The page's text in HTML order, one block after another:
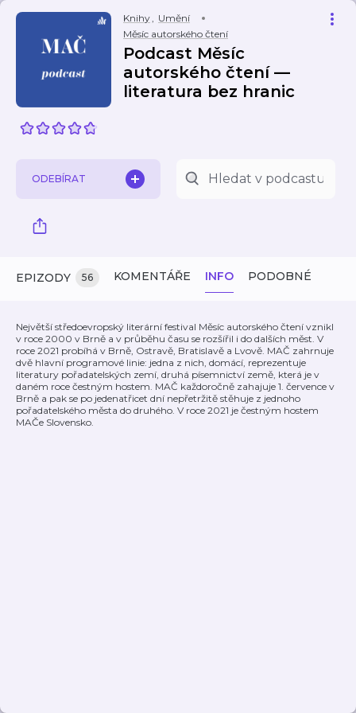
Knihy, Umění
Měsíc autorského čtení
Podcast Měsíc
autorského čtení —
literatura bez hranic
ODEBÍRAT
EPIZODY 56 KOMENTÁŘE INFO PODOBNÉ
Největší středoevropský literární festival Měsíc autorského čtení vznikl
v roce 2000 v Brně a v průběhu času se rozšířil i do dalších měst. V
roce 2021 probíhá v Brně, Ostravě, Bratislavě a Lvově. MAČ zahrnuje
dvě hlavní programové linie: jedna z nich, domácí, reprezentuje
literatury pořadatelských zemí, druhá písemnictví země, která je v
daném roce čestným hostem. MAČ každoročně zahajuje 1. července v
Brně a pak se po jedenatřicet dní nepřetržitě stěhuje z jednoho
pořadatelského města do druhého. V roce 2021 je čestným hostem
MAČe Slovensko.